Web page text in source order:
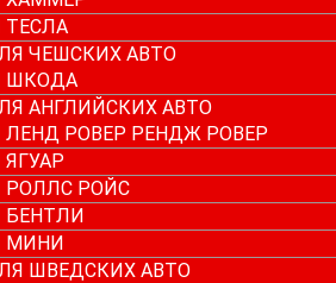
ТЕСЛА
ЧЕШСКИХ АВТО
ШКОДА
АНГЛИЙСКИХ АВТО
ЛЕНД РОВЕР РЕНДЖ РОВЕР
РОЛЛС РОЙС
БЕНТЛИ
МИНИ
ШВЕДСКИХ АВТО